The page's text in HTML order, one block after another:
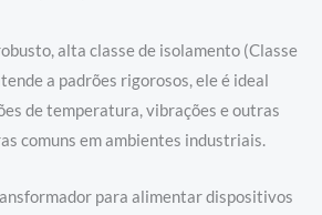
alta classe de isolamento (Classe
a padrões rigorosos, ele é ideal
de temperatura, vibrações e outras
comuns em ambientes industriais.
para alimentar dispositivos